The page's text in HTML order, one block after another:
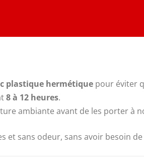
plastique hermétique pour éviter
8 à 12 heures.
ambiante avant de les porter à
et sans odeur, sans avoir besoin